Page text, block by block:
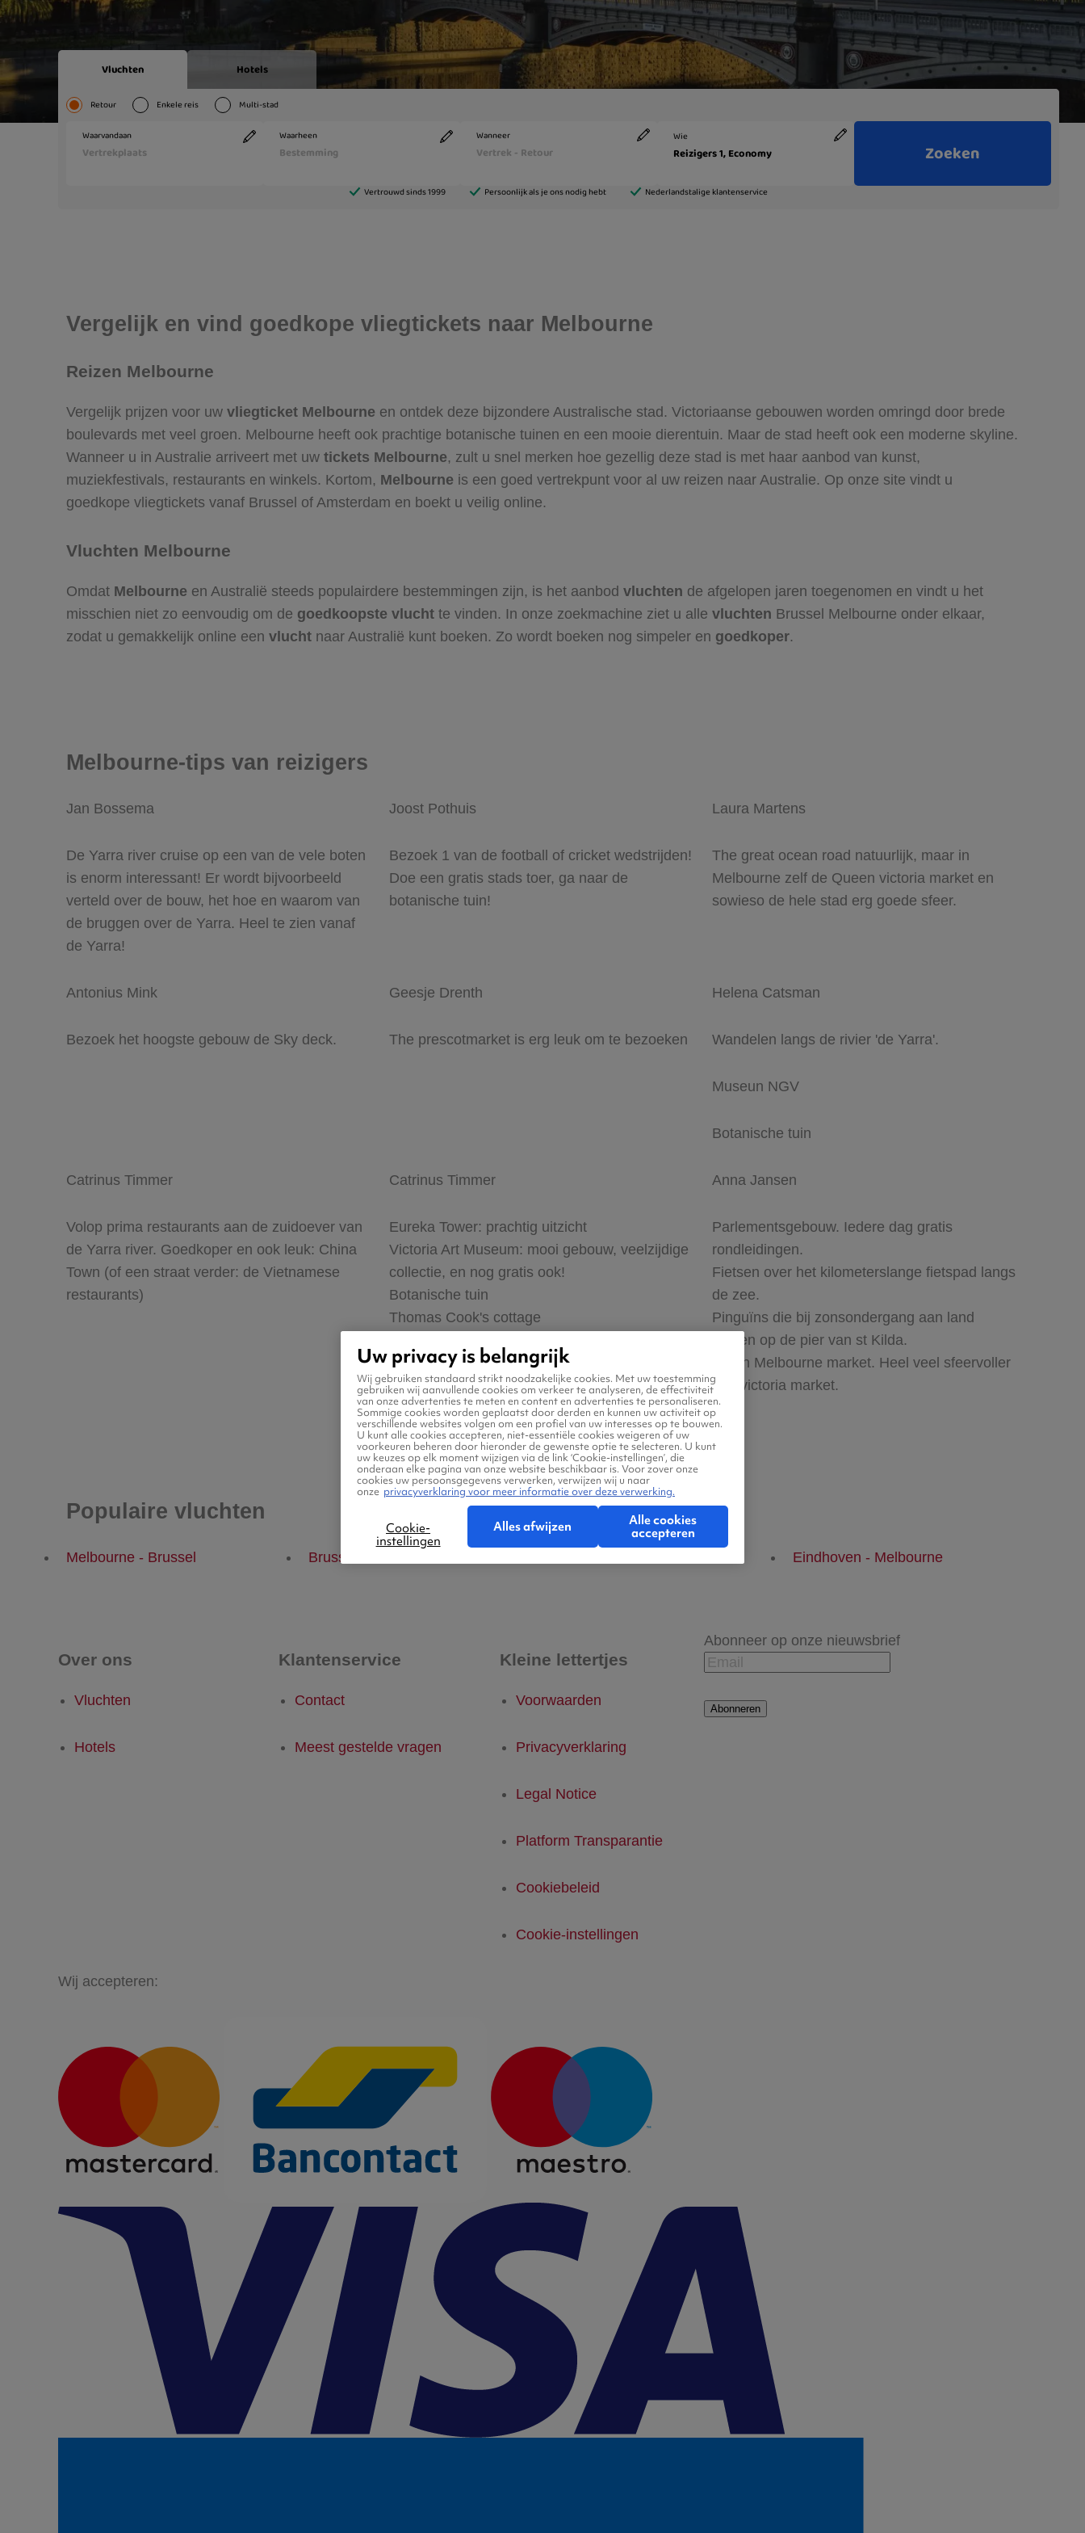
Vergelijk en vind goedkope vliegtickets naar Melbourne
Reizen Melbourne
Vergelijk prijzen voor uw vliegticket Melbourne en ontdek deze bijzondere Australische stad. Victoriaanse gebouwen worden omringd door brede
boulevards met veel groen. Melbourne heeft ook prachtige botanische tuinen en een mooie dierentuin. Maar de stad heeft ook een moderne skyline.
Wanneer u in Australie arriveert met uw tickets Melbourne, zult u snel merken hoe gezellig deze stad is met haar aanbod van kunst,
muziekfestivals, restaurants en winkels. Kortom, Melbourne is een goed vertrekpunt voor al uw reizen naar Australie. Op onze site vindt u
goedkope vliegtickets vanaf Brussel of Amsterdam en boekt u veilig online.
Vluchten Melbourne
Omdat Melbourne en Australië steeds populairdere bestemmingen zijn, is het aanbod vluchten de afgelopen jaren toegenomen en vindt u het
misschien niet zo eenvoudig om de goedkoopste vlucht te vinden. In onze zoekmachine ziet u alle vluchten Brussel Melbourne onder elkaar,
zodat u gemakkelijk online een vlucht naar Australië kunt boeken. Zo wordt boeken nog simpeler en goedkoper.
Melbourne-tips van reizigers
Jan Bossema
De Yarra river cruise op een van de vele boten
is enorm interessant! Er wordt bijvoorbeeld
verteld over de bouw, het hoe en waarom van
de bruggen over de Yarra. Heel te zien vanaf
de Yarra!
Joost Pothuis
Bezoek 1 van de football of cricket wedstrijden!
Doe een gratis stads toer, ga naar de
botanische tuin!
Laura Martens
The great ocean road natuurlijk, maar in
Melbourne zelf de Queen victoria market en
sowieso de hele stad erg goede sfeer.
Antonius Mink
Bezoek het hoogste gebouw de Sky deck.
Geesje Drenth
The prescotmarket is erg leuk om te bezoeken
Helena Catsman
Wandelen langs de rivier 'de Yarra'.
Museun NGV
Botanische tuin
Catrinus Timmer
Volop prima restaurants aan de zuidoever van
de Yarra river. Goedkoper en ook leuk: China
Town (of een straat verder: de Vietnamese
restaurants)
Catrinus Timmer
Eureka Tower: prachtig uitzicht
Victoria Art Museum: mooi gebouw, veelzijdige
collectie, en nog gratis ook!
Botanische tuin
Thomas Cook's cottage
Anna Jansen
Parlementsgebouw. Iedere dag gratis
rondleidingen.
Fietsen over het kilometerslange fietspad langs
de zee.
Pinguïns die bij zonsondergang aan land
komen op de pier van st Kilda.
South Melbourne market. Heel veel sfeervoller
dan victoria market.
Populaire vluchten
Melbourne - Brussel Brussel - Melbourne Eindhoven - Melbourne
Over ons
Vluchten
Hotels
Klantenservice
Contact
Meest gestelde vragen
Kleine lettertjes
Voorwaarden
Privacyverklaring
Legal Notice
Platform Transparantie
Cookiebeleid
Cookie-instellingen
Abonneer op onze nieuwsbrief
Abonneren
Wij accepteren:
Uw privacy is belangrijk
Wij gebruiken standaard strikt noodzakelijke cookies. Met uw toestemming
gebruiken wij aanvullende cookies om verkeer te analyseren, de effectiviteit
van onze advertenties te meten en content en advertenties te personaliseren.
Sommige cookies worden geplaatst door derden en kunnen uw activiteit op
verschillende websites volgen om een profiel van uw interesses op te bouwen.
U kunt alle cookies accepteren, niet-essentiële cookies weigeren of uw
voorkeuren beheren door hieronder de gewenste optie te selecteren. U kunt
uw keuzes op elk moment wijzigen via de link ‘Cookie-instellingen’, die
onderaan elke pagina van onze website beschikbaar is. Voor zover onze
cookies uw persoonsgegevens verwerken, verwijzen wij u naar
onze privacyverklaring voor meer informatie over deze verwerking.
Cookie-
instellingen
Alles afwijzen
Alle cookies
accepteren